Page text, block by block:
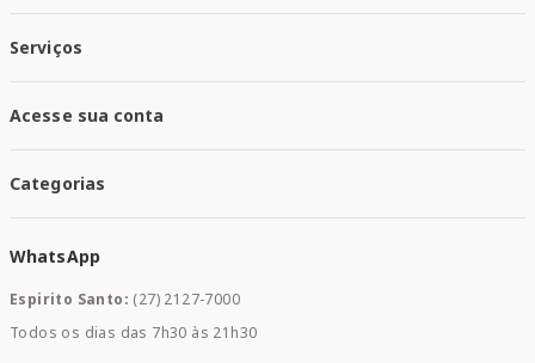
Responsabilidade Social
Nossas Lojas
Política de Entrega
Trocas e Devoluções
Serviços
Santa Mais Exames
Santa Mais Serviços
Santa Mais Convenios
Acesse sua conta
Meus Pedidos
Categorias
Saúde e Bem-estar
Mamães e Bebê
WhatsApp
Espirito Santo: (27) 2127-7000
Todos os dias das 7h30 às 21h30